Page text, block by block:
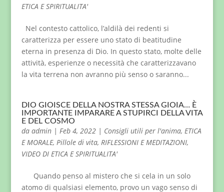
ETICA E SPIRITUALITA'
Nel contesto cattolico, l’aldilà dei redenti si
caratterizza per essere uno stato di beatitudine
eterna in presenza di Dio. In questo stato, molte delle
attività, esperienze o necessità che caratterizzavano
la vita terrena non avranno più senso o saranno...
DIO GIOISCE DELLA NOSTRA STESSA GIOIA… È
IMPORTANTE IMPARARE A STUPIRCI DELLA VITA
E DEL COSMO
da admin| Feb 4, 2022| Consigli utili per l'anima, ETICA
E MORALE, Pillole di vita, RIFLESSIONI E MEDITAZIONI,
VIDEO DI ETICA E SPIRITUALITA'
Quando penso al mistero che si cela in un solo
atomo di qualsiasi elemento, provo un vago senso di